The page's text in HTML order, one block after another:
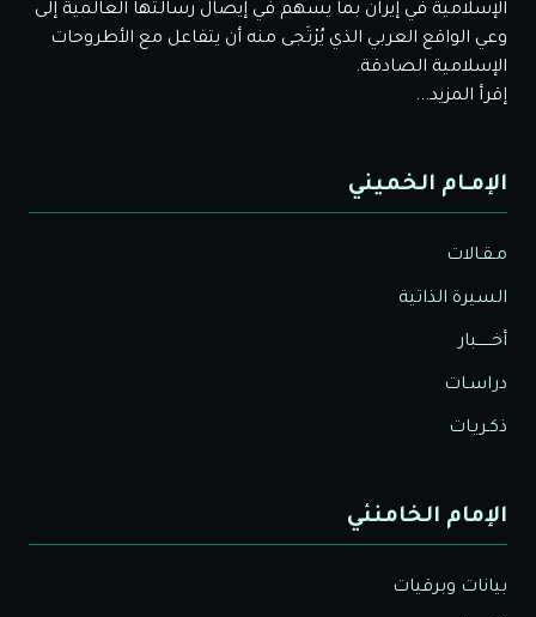
الإسلامية في إيران بما يسهم في إيصال رسالتها العالمية إلى
وعي الواقع العربي الذي يُرْتَجى منه أن يتفاعل مع الأطروحات
الإسلامية الصادقة.
إقرأ المزيد...
الإمـام الخميني
مـقـالات
السيرة الذاتية
أخــــــبار
دراسـات
ذكـريـات
الإمام الخامنئي
بيانات وبرقيات